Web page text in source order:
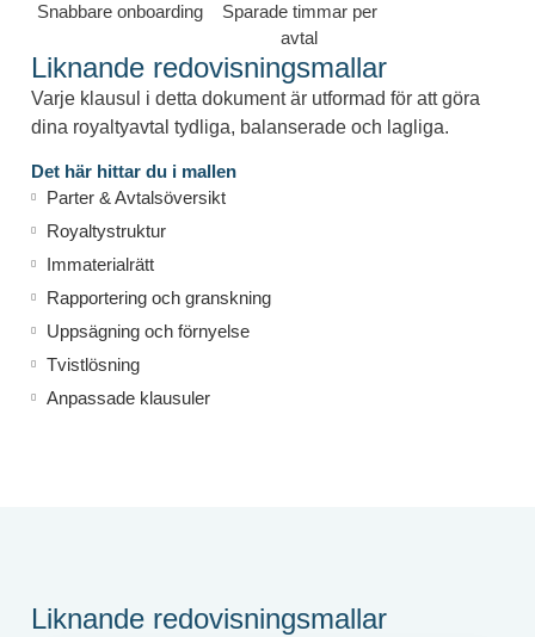
Snabbare onboarding
Sparade timmar per
avtal
Liknande redovisningsmallar
Varje klausul i detta dokument är utformad för att göra
dina royaltyavtal tydliga, balanserade och lagliga.
Det här hittar du i mallen
Parter & Avtalsöversikt
Royaltystruktur
Immaterialrätt
Rapportering och granskning
Uppsägning och förnyelse
Tvistlösning
Anpassade klausuler
Liknande redovisningsmallar